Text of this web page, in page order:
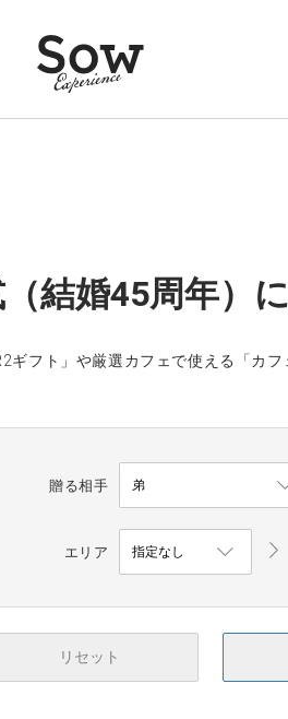
結婚45周年）
ギフト」や厳選カフェで使える「カ
贈る相手
エリア
リセット